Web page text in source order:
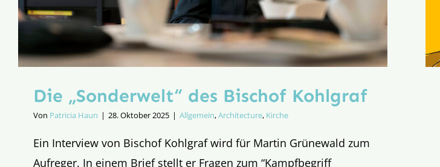
Die „Sonderwelt“ des Bischof Kohlgraf
Von Patricia Haun | 28. Oktober 2025 | Allgemein,Architecture, Kirche
Ein Interview von Bischof Kohlgraf wird für Martin Grünewald zum
Aufreger. In einem Brief stellt er Fragen zum “Kampfbegriff